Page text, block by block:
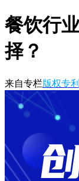
餐饮行
择？
来自专栏版权专利